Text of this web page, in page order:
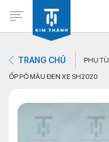
TRANG CHỦ PHỤ
ỐP PÔ MÀU ĐEN XE SH2020